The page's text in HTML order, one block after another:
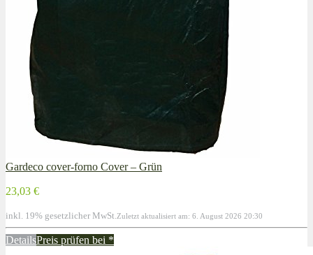
Gardeco cover-forno Cover – Grün
23,03 €
inkl. 19% gesetzlicher MwSt. Zuletzt aktualisiert am: 6. August 2026 20:30
DetailsPreis prüfen bei *